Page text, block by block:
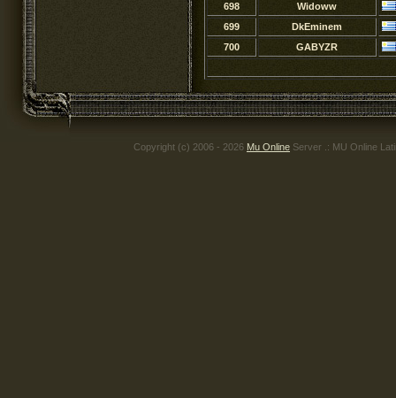
698
Widoww
699
DkEminem
700
GABYZR
Copyright (c) 2006 - 2026 Mu Online Server .: MU Online